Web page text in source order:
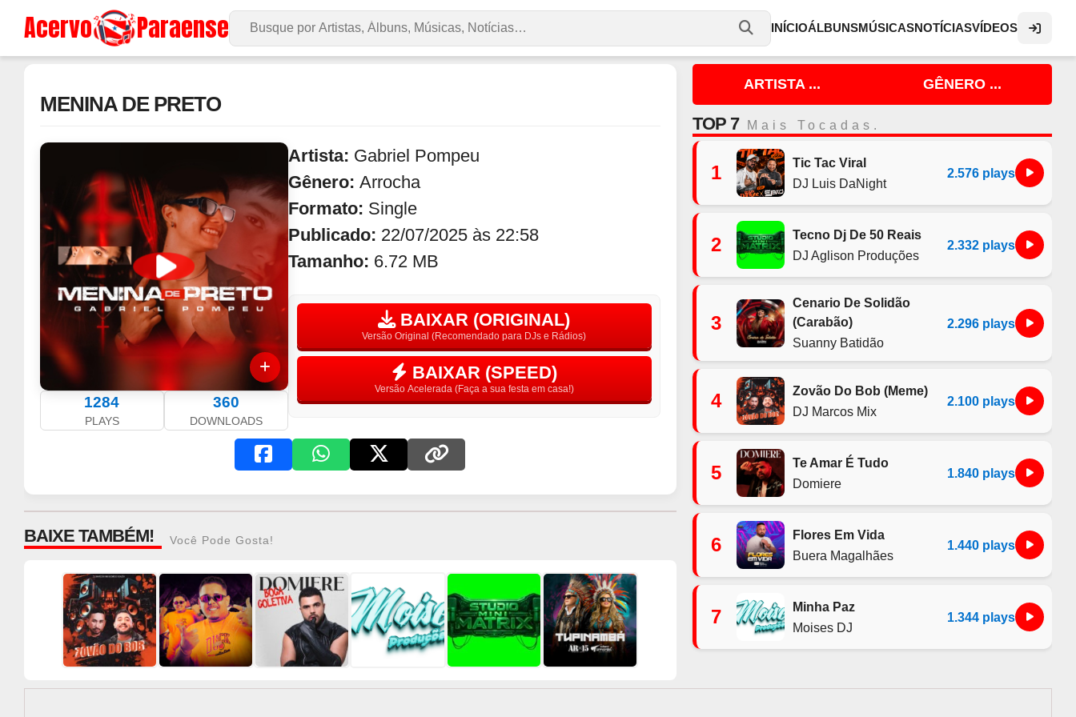
Acervo Paraense Buscar no Site
INÍCIOÁLBUNSMÚSICASNOTÍCIASVÍDEOS
MENINA DE PRETO
1284
PLAYS
360
DOWNLOADS
Artista: Gabriel Pompeu
Gênero: Arrocha
Formato: Single
Publicado: 22/07/2025 às 22:58
Tamanho: 6.72 MB
BAIXAR (ORIGINAL)
Versão Original (Recomendado para DJs e Rádios)
BAIXAR (SPEED)
Versão Acelerada (Faça a sua festa em casa!)
BAIXE TAMBÉM! Você Pode Gosta!
ARTISTA ... GÊNERO ...
TOP 7 Mais Tocadas.
1
Tic Tac Viral
DJ Luis DaNight
2.576 plays
2
Tecno Dj De 50 Reais
DJ Aglison Produções
2.332 plays
3
Cenario De Solidão
(Carabão)
Suanny Batidão
2.296 plays
4
Zovão Do Bob (Meme)
DJ Marcos Mix
2.100 plays
5
Te Amar É Tudo
Domiere
1.840 plays
6
Flores Em Vida
Buera Magalhães
1.440 plays
7
Minha Paz
Moises DJ
1.344 plays